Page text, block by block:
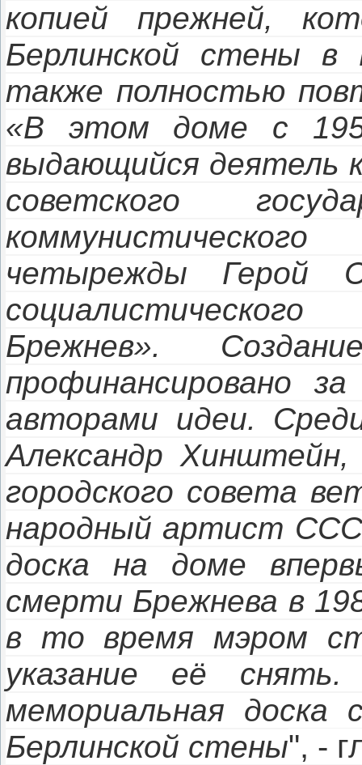
копией прежней,
Берлинской стены в
также полностью
«В этом доме с
выдающийся деятель
советского
четырежды Герой
Брежнев».
профинансировано
авторами идеи.
Александр Хинштейн,
городского совета
народный артист
доска на доме
смерти Брежнева в
в то время мэром
указание её
мемориальная доска
Берлинской стены", -